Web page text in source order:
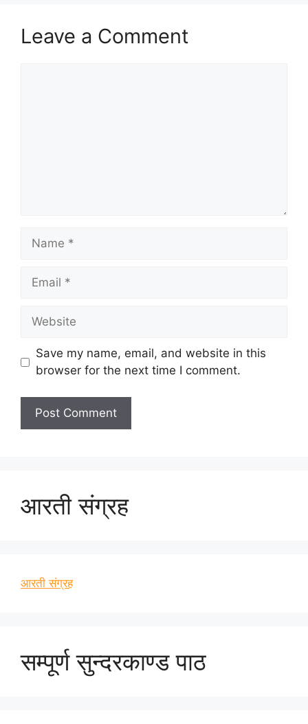
Leave a Comment
Name
Email
Website
Save my name, email, and website in this
browser for the next time I comment.
आरती संग्रह
आरती संग्रह
सम्पूर्ण सुन्दरकाण्ड पाठ